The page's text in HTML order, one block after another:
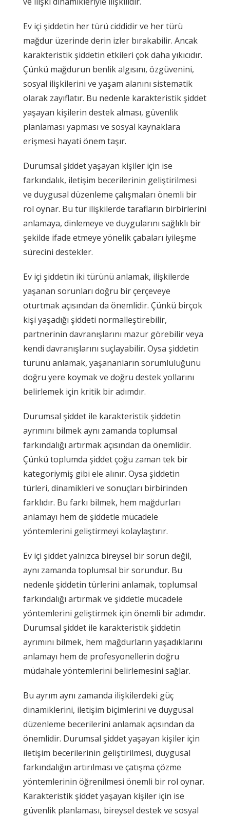
Ev içi şiddetin her türü ciddidir ve her türü
mağdur üzerinde derin izler bırakabilir. Ancak
karakteristik şiddetin etkileri çok daha yıkıcıdır.
Çünkü mağdurun benlik algısını, özgüvenini,
sosyal ilişkilerini ve yaşam alanını sistematik
olarak zayıflatır. Bu nedenle karakteristik şiddet
yaşayan kişilerin destek alması, güvenlik
planlaması yapması ve sosyal kaynaklara
erişmesi hayati önem taşır.
Durumsal şiddet yaşayan kişiler için ise
farkındalık, iletişim becerilerinin geliştirilmesi
ve duygusal düzenleme çalışmaları önemli bir
rol oynar. Bu tür ilişkilerde tarafların birbirlerini
anlamaya, dinlemeye ve duygularını sağlıklı bir
şekilde ifade etmeye yönelik çabaları iyileşme
sürecini destekler.
Ev içi şiddetin iki türünü anlamak, ilişkilerde
yaşanan sorunları doğru bir çerçeveye
oturtmak açısından da önemlidir. Çünkü birçok
kişi yaşadığı şiddeti normalleştirebilir,
partnerinin davranışlarını mazur görebilir veya
kendi davranışlarını suçlayabilir. Oysa şiddetin
türünü anlamak, yaşananların sorumluluğunu
doğru yere koymak ve doğru destek yollarını
belirlemek için kritik bir adımdır.
Durumsal şiddet ile karakteristik şiddetin
ayrımını bilmek aynı zamanda toplumsal
farkındalığı artırmak açısından da önemlidir.
Çünkü toplumda şiddet çoğu zaman tek bir
kategoriymiş gibi ele alınır. Oysa şiddetin
türleri, dinamikleri ve sonuçları birbirinden
farklıdır. Bu farkı bilmek, hem mağdurları
anlamayı hem de şiddetle mücadele
yöntemlerini geliştirmeyi kolaylaştırır.
Ev içi şiddet yalnızca bireysel bir sorun değil,
aynı zamanda toplumsal bir sorundur. Bu
nedenle şiddetin türlerini anlamak, toplumsal
farkındalığı artırmak ve şiddetle mücadele
yöntemlerini geliştirmek için önemli bir adımdır.
Durumsal şiddet ile karakteristik şiddetin
ayrımını bilmek, hem mağdurların yaşadıklarını
anlamayı hem de profesyonellerin doğru
müdahale yöntemlerini belirlemesini sağlar.
Bu ayrım aynı zamanda ilişkilerdeki güç
dinamiklerini, iletişim biçimlerini ve duygusal
düzenleme becerilerini anlamak açısından da
önemlidir. Durumsal şiddet yaşayan kişiler için
iletişim becerilerinin geliştirilmesi, duygusal
farkındalığın artırılması ve çatışma çözme
yöntemlerinin öğrenilmesi önemli bir rol oynar.
Karakteristik şiddet yaşayan kişiler için ise
güvenlik planlaması, bireysel destek ve sosyal